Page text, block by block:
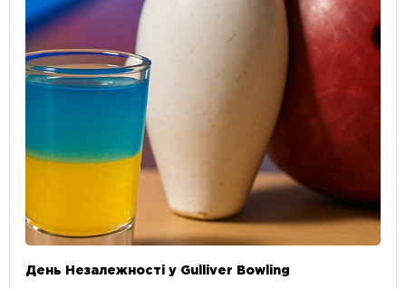
День Незалежності у Gulliver Bowling